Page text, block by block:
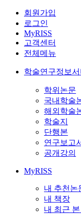
회원가입
로그인
MyRISS
고객센터
전체메뉴
학술연구정보
학위논문
국내학술
해외학술
학술지
단행본
연구보고
공개강의
MyRISS
내 추천논
내 책장
내 최근